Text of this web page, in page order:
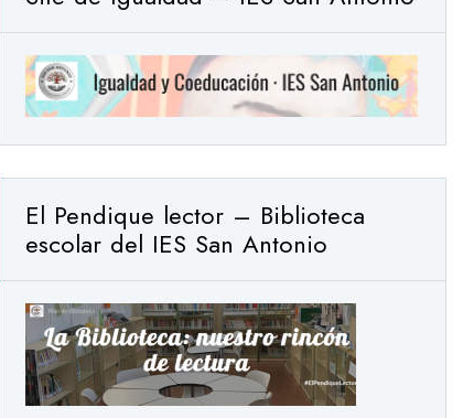
El Pendique lector – Biblioteca
escolar del IES San Antonio